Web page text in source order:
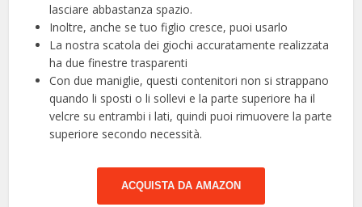
lasciare abbastanza spazio.
Inoltre, anche se tuo figlio cresce, puoi usarlo
La nostra scatola dei giochi accuratamente realizzata
ha due finestre trasparenti
Con due maniglie, questi contenitori non si strappano
quando li sposti o li sollevi e la parte superiore ha il
velcre su entrambi i lati, quindi puoi rimuovere la parte
superiore secondo necessità.
ACQUISTA DA AMAZON